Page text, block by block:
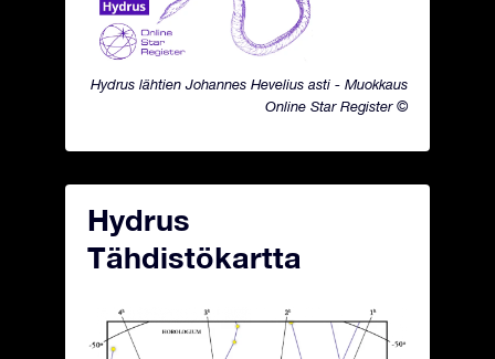
Hydrus lähtien Johannes Hevelius asti - Muokkaus
Online Star Register ©
Hydrus
Tähdistökartta